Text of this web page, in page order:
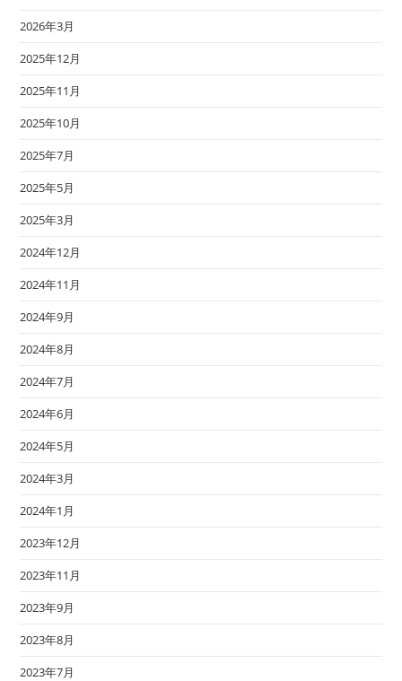
2026年3月
2025年12月
2025年11月
2025年10月
2025年7月
2025年5月
2025年3月
2024年12月
2024年11月
2024年9月
2024年8月
2024年7月
2024年6月
2024年5月
2024年3月
2024年1月
2023年12月
2023年11月
2023年9月
2023年8月
2023年7月